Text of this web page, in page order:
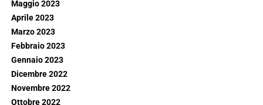
Maggio 2023
Aprile 2023
Marzo 2023
Febbraio 2023
Gennaio 2023
Dicembre 2022
Novembre 2022
Ottobre 2022